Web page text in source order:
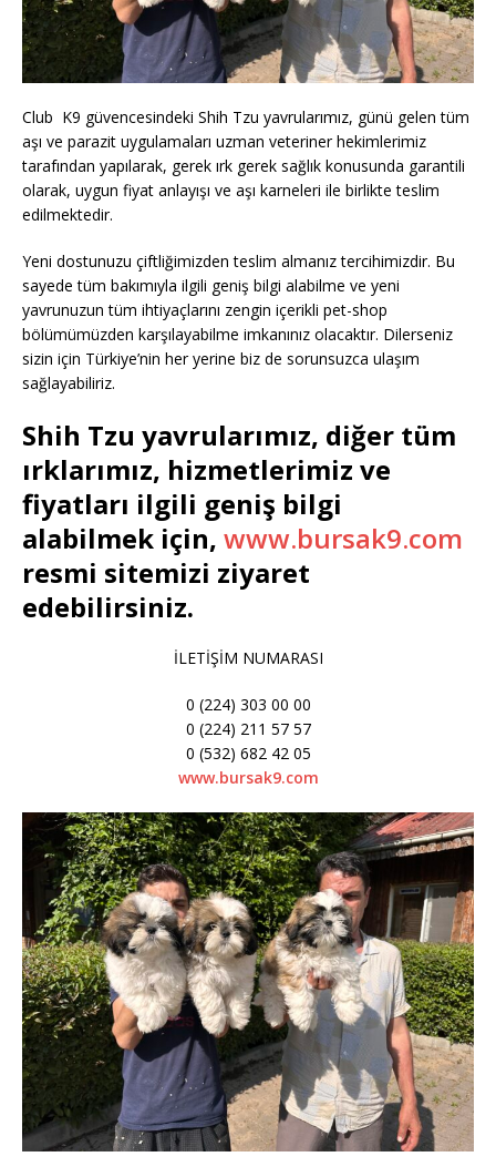
Club K9 güvencesindeki Shih Tzu yavrularımız, günü gelen tüm
aşı ve parazit uygulamaları uzman veteriner hekimlerimiz
tarafından yapılarak, gerek ırk gerek sağlık konusunda garantili
olarak, uygun fiyat anlayışı ve aşı karneleri ile birlikte teslim
edilmektedir.
Yeni dostunuzu çiftliğimizden teslim almanız tercihimizdir. Bu
sayede tüm bakımıyla ilgili geniş bilgi alabilme ve yeni
yavrunuzun tüm ihtiyaçlarını zengin içerikli pet-shop
bölümümüzden karşılayabilme imkanınız olacaktır. Dilerseniz
sizin için Türkiye’nin her yerine biz de sorunsuzca ulaşım
sağlayabiliriz.
Shih Tzu yavrularımız, diğer tüm
ırklarımız, hizmetlerimiz ve
fiyatları ilgili geniş bilgi
alabilmek için, www.bursak9.com
resmi sitemizi ziyaret
edebilirsiniz.
İLETİŞİM NUMARASI
0 (224) 303 00 00
0 (224) 211 57 57
0 (532) 682 42 05
www.bursak9.com